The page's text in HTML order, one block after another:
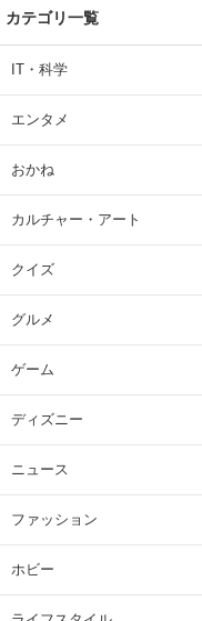
カテゴリ一覧
IT・科学
エンタメ
おかね
カルチャー・アート
クイズ
グルメ
ゲーム
ディズニー
ニュース
ファッション
ホビー